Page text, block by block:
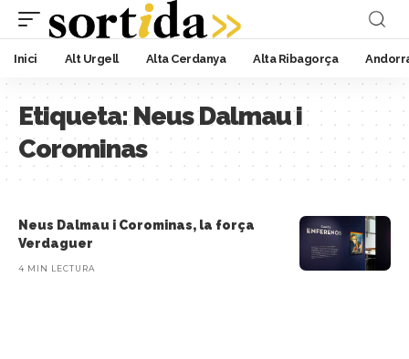
Inici Alt Urgell Alta Cerdanya Alta Ribagorça
Etiqueta:Neus Dalmau i
Corominas
Neus Dalmau i Corominas, la força
Verdaguer
4 MIN LECTURA